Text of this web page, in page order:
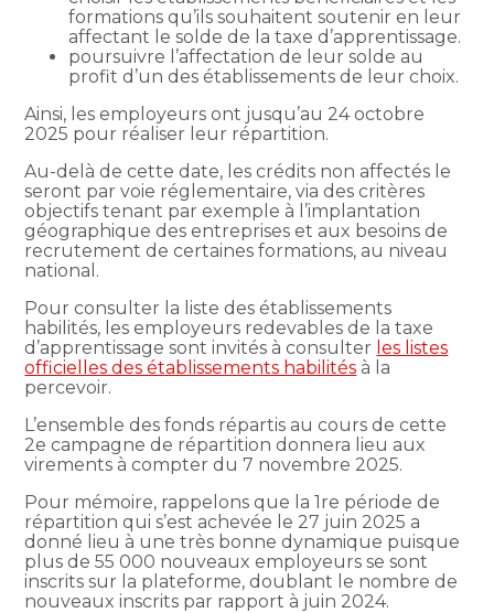
formations qu’ils souhaitent soutenir en leur
affectant le solde de la taxe d’apprentissage.
poursuivre l’affectation de leur solde au
profit d’un des établissements de leur choix.
Ainsi, les employeurs ont jusqu’au 24 octobre
2025 pour réaliser leur répartition.
Au-delà de cette date, les crédits non affectés le
seront par voie réglementaire, via des critères
objectifs tenant par exemple à l’implantation
géographique des entreprises et aux besoins de
recrutement de certaines formations, au niveau
national.
Pour consulter la liste des établissements
habilités, les employeurs redevables de la taxe
d’apprentissage sont invités à consulter les listes
officielles des établissements habilités à la
percevoir.
L’ensemble des fonds répartis au cours de cette
2e campagne de répartition donnera lieu aux
virements à compter du 7 novembre 2025.
Pour mémoire, rappelons que la 1re période de
répartition qui s’est achevée le 27 juin 2025 a
donné lieu à une très bonne dynamique puisque
plus de 55 000 nouveaux employeurs se sont
inscrits sur la plateforme, doublant le nombre de
nouveaux inscrits par rapport à juin 2024.